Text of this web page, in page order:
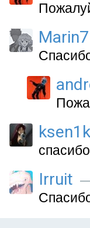
Marin7
Irruit